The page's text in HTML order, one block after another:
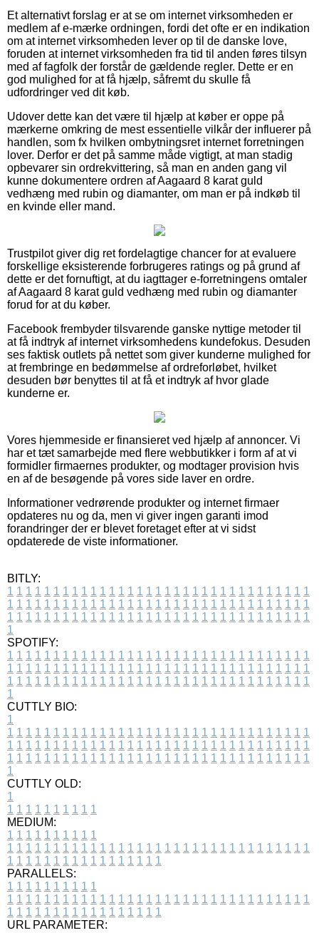
Et alternativt forslag er at se om internet virksomheden er
medlem af e-mærke ordningen, fordi det ofte er en indikation
om at internet virksomheden lever op til de danske love,
foruden at internet virksomheden fra tid til anden føres tilsyn
med af fagfolk der forstår de gældende regler. Dette er en
god mulighed for at få hjælp, såfremt du skulle få
udfordringer ved dit køb.
Udover dette kan det være til hjælp at køber er oppe på
mærkerne omkring de mest essentielle vilkår der influerer på
handlen, som fx hvilken ombytningsret internet forretningen
lover. Derfor er det på samme måde vigtigt, at man stadig
opbevarer sin ordrekvittering, så man en anden gang vil
kunne dokumentere ordren af Aagaard 8 karat guld
vedhæng med rubin og diamanter, om man er på indkøb til
en kvinde eller mand.
Trustpilot giver dig ret fordelagtige chancer for at evaluere
forskellige eksisterende forbrugeres ratings og på grund af
dette er det fornuftigt, at du iagttager e-forretningens omtaler
af Aagaard 8 karat guld vedhæng med rubin og diamanter
forud for at du køber.
Facebook frembyder tilsvarende ganske nyttige metoder til
at få indtryk af internet virksomhedens kundefokus. Desuden
ses faktisk outlets på nettet som giver kunderne mulighed for
at frembringe en bedømmelse af ordreforløbet, hvilket
desuden bør benyttes til at få et indtryk af hvor glade
kunderne er.
Vores hjemmeside er finansieret ved hjælp af annoncer. Vi
har et tæt samarbejde med flere webbutikker i form af at vi
formidler firmaernes produkter, og modtager provision hvis
en af de besøgende på vores side laver en ordre.
Informationer vedrørende produkter og internet firmaer
opdateres nu og da, men vi giver ingen garanti imod
forandringer der er blevet foretaget efter at vi sidst
opdaterede de viste informationer.
BITLY:
1 1 1 1 1 1 1 1 1 1 1 1 1 1 1 1 1 1 1 1 1 1 1 1 1 1 1 1 1 1 1 1 1
1 1 1 1 1 1 1 1 1 1 1 1 1 1 1 1 1 1 1 1 1 1 1 1 1 1 1 1 1 1 1 1 1
1 1 1 1 1 1 1 1 1 1 1 1 1 1 1 1 1 1 1 1 1 1 1 1 1 1 1 1 1 1 1 1 1
1
SPOTIFY:
1 1 1 1 1 1 1 1 1 1 1 1 1 1 1 1 1 1 1 1 1 1 1 1 1 1 1 1 1 1 1 1 1
1 1 1 1 1 1 1 1 1 1 1 1 1 1 1 1 1 1 1 1 1 1 1 1 1 1 1 1 1 1 1 1 1
1 1 1 1 1 1 1 1 1 1 1 1 1 1 1 1 1 1 1 1 1 1 1 1 1 1 1 1 1 1 1 1 1
1
CUTTLY BIO:
1
1 1 1 1 1 1 1 1 1 1 1 1 1 1 1 1 1 1 1 1 1 1 1 1 1 1 1 1 1 1 1 1 1
1 1 1 1 1 1 1 1 1 1 1 1 1 1 1 1 1 1 1 1 1 1 1 1 1 1 1 1 1 1 1 1 1
1 1 1 1 1 1 1 1 1 1 1 1 1 1 1 1 1 1 1 1 1 1 1 1 1 1 1 1 1 1 1 1 1
1
CUTTLY OLD:
1
1 1 1 1 1 1 1 1 1 1
MEDIUM:
1 1 1 1 1 1 1 1 1 1
1 1 1 1 1 1 1 1 1 1 1 1 1 1 1 1 1 1 1 1 1 1 1 1 1 1 1 1 1 1 1 1 1
1 1 1 1 1 1 1 1 1 1 1 1 1 1 1 1 1
PARALLELS:
1 1 1 1 1 1 1 1 1 1
1 1 1 1 1 1 1 1 1 1 1 1 1 1 1 1 1 1 1 1 1 1 1 1 1 1 1 1 1 1 1 1 1
1 1 1 1 1 1 1 1 1 1 1 1 1 1 1 1 1
URL PARAMETER: